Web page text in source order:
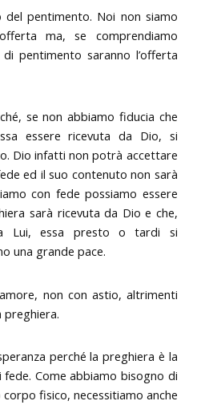
pentimento. Noi non siamo
ma, se comprendiamo
pentimento saranno l’offerta
se non abbiamo fiducia che
essere ricevuta da Dio, si
Dio infatti non potrà accettare
ed il suo contenuto non sarà
con fede possiamo essere
sarà ricevuta da Dio e che,
Lui, essa presto o tardi si
una grande pace.
non con astio, altrimenti
preghiera.
perché la preghiera è la
Come abbiamo bisogno di
fisico, necessitiamo anche